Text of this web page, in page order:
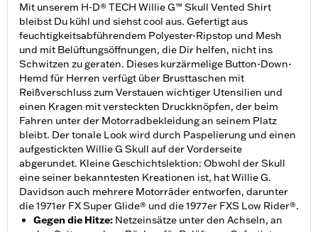
Mit unserem H-D® TECH Willie G™ Skull Vented Shirt
bleibst Du kühl und siehst cool aus. Gefertigt aus
feuchtigkeitsabführendem Polyester-Ripstop und Mesh
und mit Belüftungsöffnungen, die Dir helfen, nicht ins
Schwitzen zu geraten. Dieses kurzärmelige Button-Down-
Hemd für Herren verfügt über Brusttaschen mit
Reißverschluss zum Verstauen wichtiger Utensilien und
einen Kragen mit versteckten Druckknöpfen, der beim
Fahren unter der Motorradbekleidung an seinem Platz
bleibt. Der tonale Look wird durch Paspelierung und einen
aufgestickten Willie G Skull auf der Vorderseite
abgerundet. Kleine Geschichtslektion: Obwohl der Skull
eine seiner bekanntesten Kreationen ist, hat Willie G.
Davidson auch mehrere Motorräder entworfen, darunter
die 1971er FX Super Glide® und die 1977er FXS Low Rider®.
Gegen die Hitze: Netzeinsätze unter den Achseln, an